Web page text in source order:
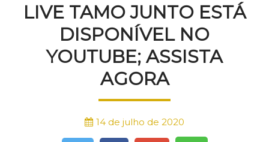
LIVE TAMO JUNTO ESTÁ
DISPONÍVEL NO
YOUTUBE; ASSISTA
AGORA
14 de julho de 2020